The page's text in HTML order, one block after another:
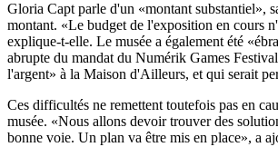
Gloria Capt parle d'un «montant substantiel»,
montant. «Le budget de l'exposition en cours
explique-t-elle. Le musée a également été
abrupte du mandat du Numérik Games
l'argent» à la Maison d'Ailleurs, et qui serait
Ces difficultés ne remettent toutefois pas en
musée. «Nous allons devoir trouver des
bonne voie. Un plan va être mis en place», a